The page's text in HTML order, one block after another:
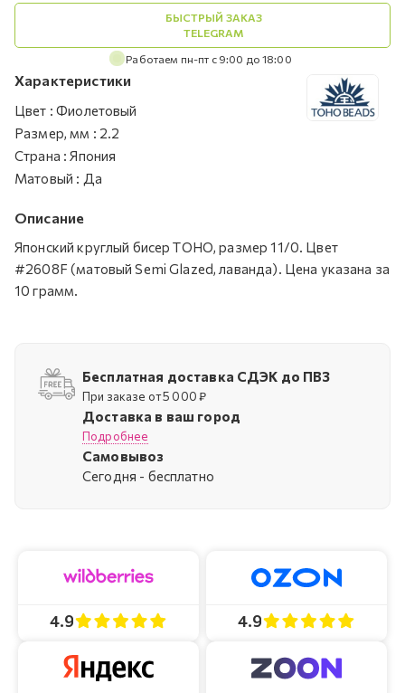
БЫСТРЫЙ ЗАКАЗ
TELEGRAM
Работаем пн-пт с 9:00 до 18:00
Характеристики
Цвет : Фиолетовый
Размер, мм : 2.2
Страна : Япония
Матовый : Да
Описание
Японский круглый бисер TOHO, размер 11/0. Цвет
#2608F (матовый Semi Glazed, лаванда). Цена указана за
10 грамм.
Бесплатная доставка СДЭК до ПВЗ
При заказе от 5 000 ₽
Доставка в ваш город
Подробнее
Самовывоз
Cегодня - бесплатно
4.9 4.9